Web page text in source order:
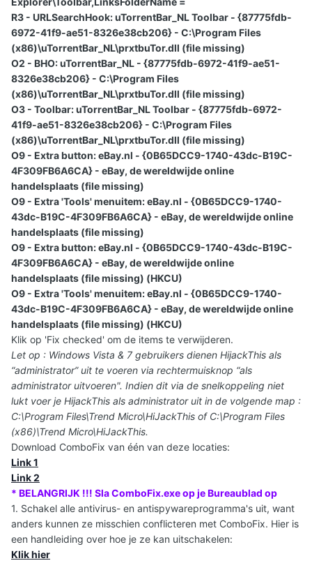
R3 - URLSearchHook: uTorrentBar_NL Toolbar - {87775fdb-
6972-41f9-ae51-8326e38cb206} - C:\Program Files
(x86)\uTorrentBar_NL\prxtbuTor.dll (file missing)
O2 - BHO: uTorrentBar_NL - {87775fdb-6972-41f9-ae51-
8326e38cb206} - C:\Program Files
(x86)\uTorrentBar_NL\prxtbuTor.dll (file missing)
O3 - Toolbar: uTorrentBar_NL Toolbar - {87775fdb-6972-
41f9-ae51-8326e38cb206} - C:\Program Files
(x86)\uTorrentBar_NL\prxtbuTor.dll (file missing)
O9 - Extra button: eBay.nl - {0B65DCC9-1740-43dc-B19C-
4F309FB6A6CA} - eBay, de wereldwijde online
handelsplaats (file missing)
O9 - Extra 'Tools' menuitem: eBay.nl - {0B65DCC9-1740-
43dc-B19C-4F309FB6A6CA} - eBay, de wereldwijde online
handelsplaats (file missing)
O9 - Extra button: eBay.nl - {0B65DCC9-1740-43dc-B19C-
4F309FB6A6CA} - eBay, de wereldwijde online
handelsplaats (file missing) (HKCU)
O9 - Extra 'Tools' menuitem: eBay.nl - {0B65DCC9-1740-
43dc-B19C-4F309FB6A6CA} - eBay, de wereldwijde online
handelsplaats (file missing) (HKCU)
Klik op 'Fix checked' om de items te verwijderen.
Let op : Windows Vista & 7 gebruikers dienen HijackThis als
“administrator” uit te voeren via rechtermuisknop “als
administrator uitvoeren". Indien dit via de snelkoppeling niet
lukt voer je HijackThis als administrator uit in de volgende map :
C:\Program Files\Trend Micro\HiJackThis of C:\Program Files
(x86)\Trend Micro\HiJackThis.
Download ComboFix van één van deze locaties:
Link 1
Link 2
* BELANGRIJK !!! Sla ComboFix.exe op je Bureaublad op
1. Schakel alle antivirus- en antispywareprogramma's uit, want
anders kunnen ze misschien conflicteren met ComboFix. Hier is
een handleiding over hoe je ze kan uitschakelen:
Klik hier